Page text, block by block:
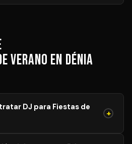
Verano en Dénia
DJ para Fiestas de
+